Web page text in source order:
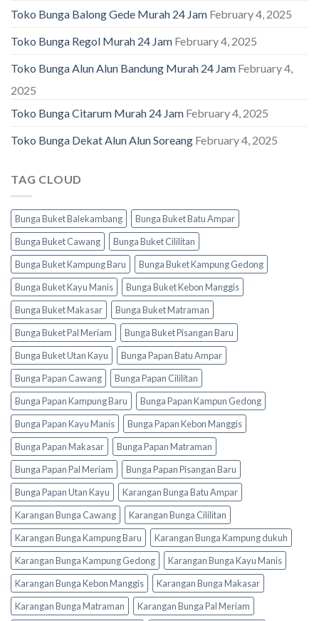
Toko Bunga Balong Gede Murah 24 Jam February 4, 2025
Toko Bunga Regol Murah 24 Jam February 4, 2025
Toko Bunga Alun Alun Bandung Murah 24 Jam February 4,
2025
Toko Bunga Citarum Murah 24 Jam February 4, 2025
Toko Bunga Dekat Alun Alun Soreang February 4, 2025
TAG CLOUD
Bunga Buket Balekambang
Bunga Buket Batu Ampar
Bunga Buket Cawang
Bunga Buket Cililitan
Bunga Buket Kampung Baru
Bunga Buket Kampung Gedong
Bunga Buket Kayu Manis
Bunga Buket Kebon Manggis
Bunga Buket Makasar
Bunga Buket Matraman
Bunga Buket Pal Meriam
Bunga Buket Pisangan Baru
Bunga Buket Utan Kayu
Bunga Papan Batu Ampar
Bunga Papan Cawang
Bunga Papan Cililitan
Bunga Papan Kampung Baru
Bunga Papan Kampun Gedong
Bunga Papan Kayu Manis
Bunga Papan Kebon Manggis
Bunga Papan Makasar
Bunga Papan Matraman
Bunga Papan Pal Meriam
Bunga Papan Pisangan Baru
Bunga Papan Utan Kayu
Karangan Bunga Batu Ampar
Karangan Bunga Cawang
Karangan Bunga Cililitan
Karangan Bunga Kampung Baru
Karangan Bunga Kampung dukuh
Karangan Bunga Kampung Gedong
Karangan Bunga Kayu Manis
Karangan Bunga Kebon Manggis
Karangan Bunga Makasar
Karangan Bunga Matraman
Karangan Bunga Pal Meriam